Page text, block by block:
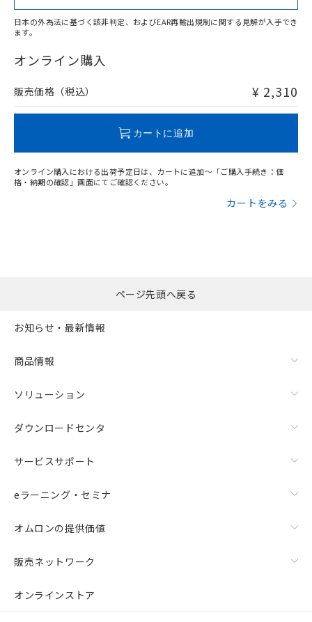
在庫等で未対応品が混在する可能性があります。
問い合わせください。
日本の外為法に基づく該非判定、およびEAR再輸出規制に関する見解が入手でき
ます。
オンライン購入
販売価格（税込） ¥ 2,310
カートに追加
オンライン購入における出荷予定日は、カートに追加～「ご購入手続き：価
格・納期の確認」画面にてご確認ください。
カートをみる
ページ先頭へ戻る
お知らせ・最新情報
商品情報
ソリューション
ダウンロードセンタ
サービスサポート
eラーニング・セミナ
オムロンの提供価値
販売ネットワーク
オンラインストア